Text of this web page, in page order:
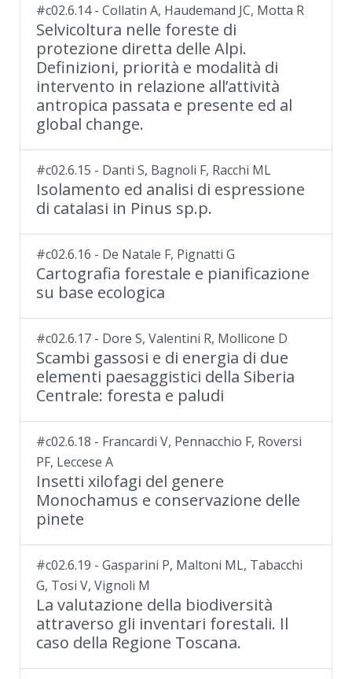
#c02.6.14 - Collatin A, Haudemand JC, Motta R
Selvicoltura nelle foreste di
protezione diretta delle Alpi.
Definizioni, priorità e modalità di
intervento in relazione all’attività
antropica passata e presente ed al
global change.
#c02.6.15 - Danti S, Bagnoli F, Racchi ML
Isolamento ed analisi di espressione
di catalasi in Pinus sp.p.
#c02.6.16 - De Natale F, Pignatti G
Cartografia forestale e pianificazione
su base ecologica
#c02.6.17 - Dore S, Valentini R, Mollicone D
Scambi gassosi e di energia di due
elementi paesaggistici della Siberia
Centrale: foresta e paludi
#c02.6.18 - Francardi V, Pennacchio F, Roversi
PF, Leccese A
Insetti xilofagi del genere
Monochamus e conservazione delle
pinete
#c02.6.19 - Gasparini P, Maltoni ML, Tabacchi
G, Tosi V, Vignoli M
La valutazione della biodiversità
attraverso gli inventari forestali. Il
caso della Regione Toscana.